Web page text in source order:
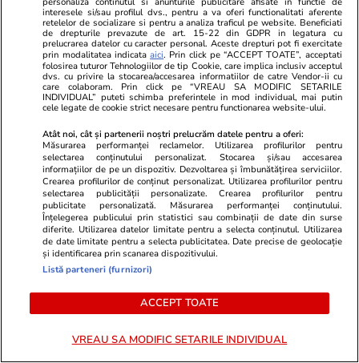
Știri România 22:00
Profi retrage de urgență un lot de stafide de
la raft: s-au găsit pesticide peste limita legală
Știri România
Un șofer de TIR român a încercat să treacă
peste polițiștii de frontieră din Ruse cu
mastodontul
Știri România 21:14
Și Ileana, soţia lui Gradu Cîrpaci, a fost
predată autorităţilor din Germania. Cuplul ar fi
obligat un bărbat să doneze un rinichi
interesele si/sau profilul dvs., pentru a va oferi functionalitati aferente
retelelor de socializare si pentru a analiza traficul pe website. Beneficiati
de drepturile prevazute de art. 15-22 din GDPR in legatura cu
prelucrarea datelor cu caracter personal. Aceste drepturi pot fi exercitate
prin modalitatea indicataaici. Prin click pe “ACCEPT TOATE”, acceptati
folosirea tuturor Tehnologiilor de tip Cookie, care implica inclusiv acceptul
dvs. cu privire la stocarea/accesarea informatiilor de catre Vendor-ii cu
care colaboram. Prin click pe “VREAU SA MODIFIC SETARILE
INDIVIDUAL” puteti schimba preferintele in mod individual, mai putin
cele legate de cookie strict necesare pentru functionarea website-ului.
Atât noi, cât și partenerii noștri prelucrăm datele pentru a oferi:
Măsurarea performanței reclamelor. Utilizarea profilurilor pentru
selectarea conținutului personalizat. Stocarea și/sau accesarea
informațiilor de pe un dispozitiv. Dezvoltarea și îmbunătățirea serviciilor.
Crearea profilurilor de conținut personalizat. Utilizarea profilurilor pentru
selectarea publicității personalizate. Crearea profilurilor pentru
publicitate personalizată. Măsurarea performanței conținutului.
Înțelegerea publicului prin statistici sau combinații de date din surse
diferite. Utilizarea datelor limitate pentru a selecta conținutul. Utilizarea
de date limitate pentru a selecta publicitatea. Date precise de geolocație
și identificarea prin scanarea dispozitivului.
Listă parteneri (furnizori)
ACCEPT TOATE
VREAU SA MODIFIC SETARILE INDIVIDUAL